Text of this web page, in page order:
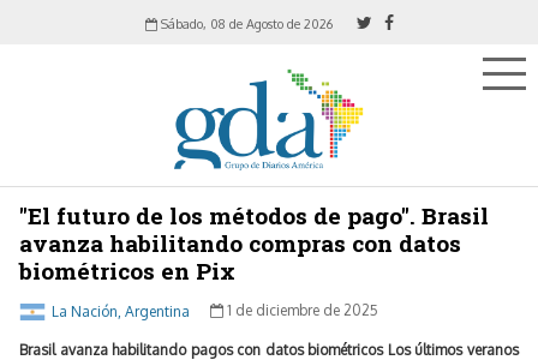
Sábado, 08 de Agosto de 2026
"El futuro de los métodos de pago". Brasil
avanza habilitando compras con datos
biométricos en Pix
La Nación, Argentina 1 de diciembre de 2025
Brasil avanza habilitando pagos con datos biométricos Los últimos veranos